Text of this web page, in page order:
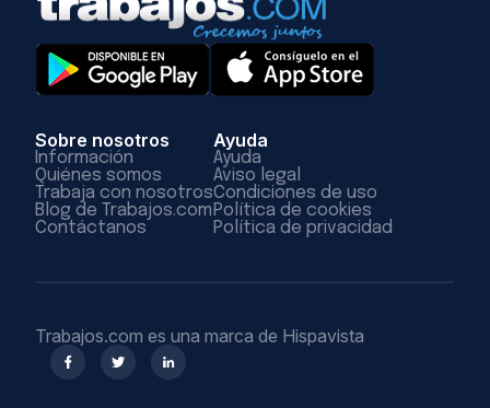
Sobre nosotros
Información
Quiénes somos
Trabaja con nosotros
Blog de Trabajos.com
Contáctanos
Ayuda
Ayuda
Aviso legal
Condiciones de uso
Política de cookies
Política de privacidad
Trabajos.com es una marca de Hispavista